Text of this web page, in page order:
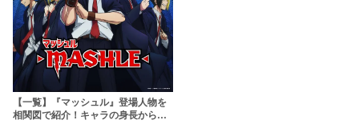
【一覧】『マッシュル』登場人物を
相関図で紹介！キャラの身長から豪